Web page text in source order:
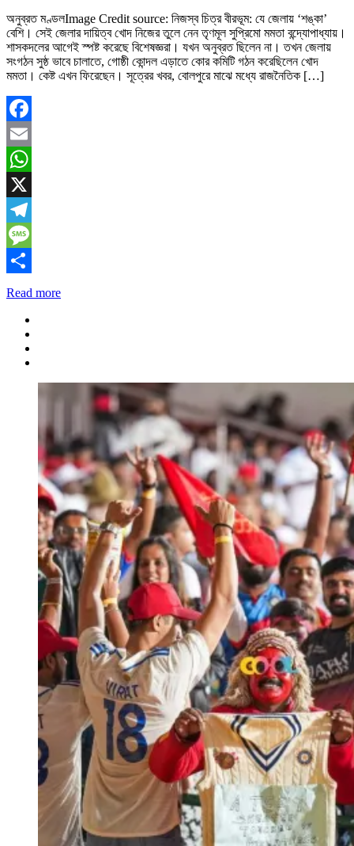
অনুব্রত মণ্ডলImage Credit source: নিজস্ব চিত্র বীরভূম: যে জেলায় ‘শঙ্কা’
বেশি। সেই জেলার দায়িত্ব খোদ নিজের তুলে নেন তৃণমূল সুপ্রিমো মমতা বন্দ্যোপাধ্যায়।
শাসকদলের আগেই স্পষ্ট করেছে বিশেষজ্ঞরা। যখন অনুব্রত ছিলেন না। তখন জেলায়
সংগঠন সুষ্ঠ ভাবে চালাতে, গোষ্ঠী কোন্দল এড়াতে কোর কমিটি গঠন করেছিলেন খোদ
মমতা। কেষ্ট এখন ফিরেছেন। সূত্রের খবর, বোলপুরে মাঝে মধ্যে রাজনৈতিক […]
Facebook
Email
WhatsApp
X
Telegram
Message
Share
Read more